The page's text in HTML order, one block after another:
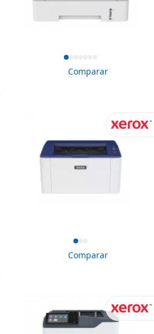
Comparar
Comparar